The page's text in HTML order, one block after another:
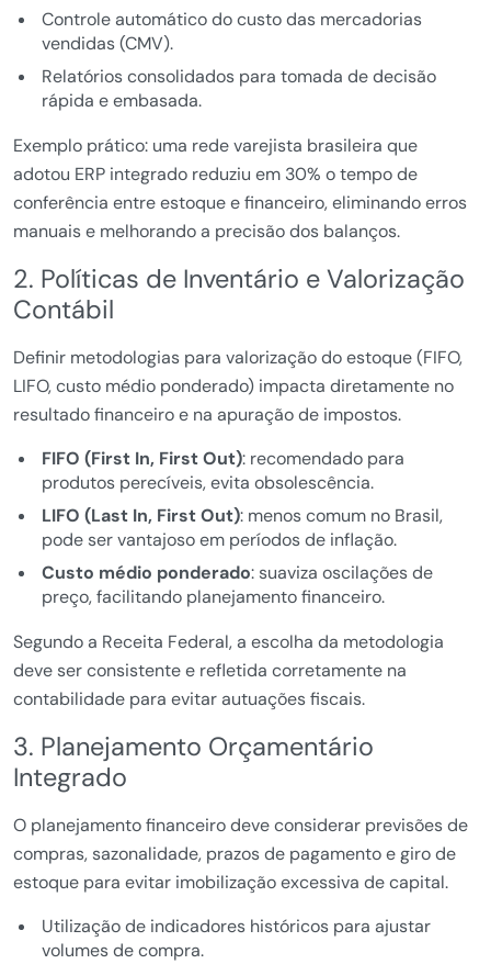
Controle automático do custo das mercadorias
vendidas (CMV).
Relatórios consolidados para tomada de decisão
rápida e embasada.
Exemplo prático: uma rede varejista brasileira que
adotou ERP integrado reduziu em 30% o tempo de
conferência entre estoque e financeiro, eliminando erros
manuais e melhorando a precisão dos balanços.
2. Políticas de Inventário e Valorização
Contábil
Definir metodologias para valorização do estoque (FIFO,
LIFO, custo médio ponderado) impacta diretamente no
resultado financeiro e na apuração de impostos.
FIFO (First In, First Out): recomendado para
produtos perecíveis, evita obsolescência.
LIFO (Last In, First Out): menos comum no Brasil,
pode ser vantajoso em períodos de inflação.
Custo médio ponderado: suaviza oscilações de
preço, facilitando planejamento financeiro.
Segundo a Receita Federal, a escolha da metodologia
deve ser consistente e refletida corretamente na
contabilidade para evitar autuações fiscais.
3. Planejamento Orçamentário
Integrado
O planejamento financeiro deve considerar previsões de
compras, sazonalidade, prazos de pagamento e giro de
estoque para evitar imobilização excessiva de capital.
Utilização de indicadores históricos para ajustar
volumes de compra.